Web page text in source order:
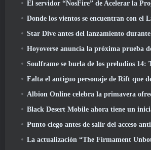
El servidor “NosFire” de Acelerar la Progresión ya
Donde los vientos se encuentran con el Liangzhou lleno de nieve ahora disponible
Star Dive antes del lanzamiento durante el
Hoyoverse anuncia la próxima prueba de
Soulframe se burla de los preludios 14:
Falta el antiguo personaje de Rift que dejaste en el servidor muerto?
Albion Online celebra la primavera ofreciendo a los jugadores
Black Desert Mobile ahora tiene un
Punto ciego antes de salir del acceso
La actualización “The Firmament Unbound” de Duet Night Abyss